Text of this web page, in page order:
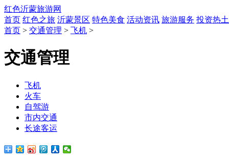
红色沂蒙旅游网
首页 红色之旅 沂蒙景区 特色美食 活动资讯 旅游服务 投资热土
首页 > 交通管理 > 飞机 >
交通管理
飞机
火车
自驾游
市内交通
长途客运